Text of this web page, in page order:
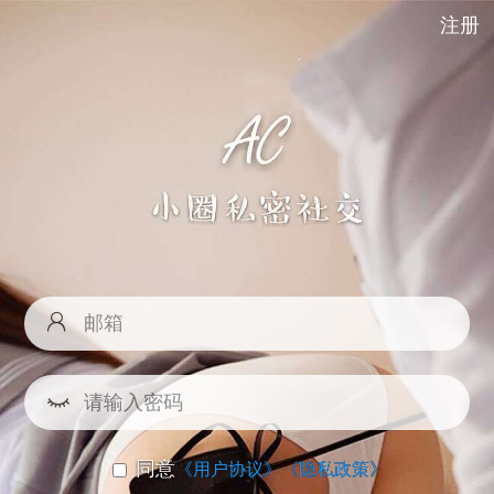
注册
同意《用户协议》《隐私政策》